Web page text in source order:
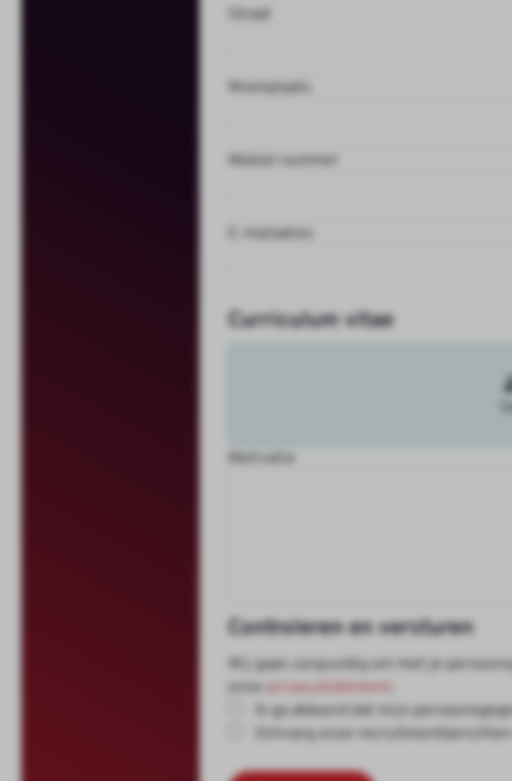
Straat
Woonplaats
Mobiel nummer
E-mailadres
Curriculum vitae
Motivatie
Controleren en versturen
Wij gaan zorgvuldig om met je
onze privacystatement
Ik ga akkoord dat mijn
Ontvang onze